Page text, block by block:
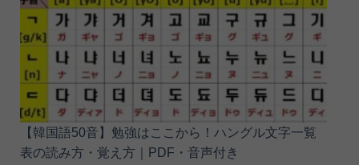
【韓国語50音】勉強はここから！ハングル文字一覧
表の読み方・覚え方｜PDF・音声付き